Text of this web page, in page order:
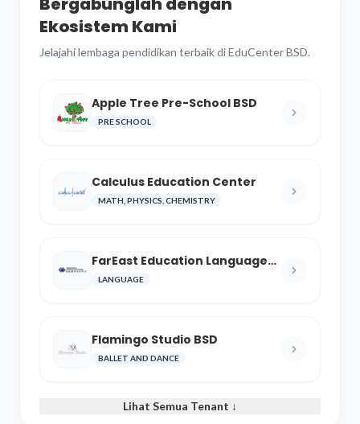
Ekosistem Kami
Jelajahi lembaga pendidikan terbaik di EduCenter BSD.
Apple Tree Pre-School BSD
PRE SCHOOL
Calculus Education Center
MATH, PHYSICS, CHEMISTRY
FarEast Education Language
and Cultural Center
LANGUAGE
Flamingo Studio BSD
BALLET AND DANCE
Lihat Semua Tenant ↓